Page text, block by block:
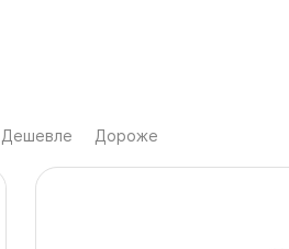
Дешевле Дороже